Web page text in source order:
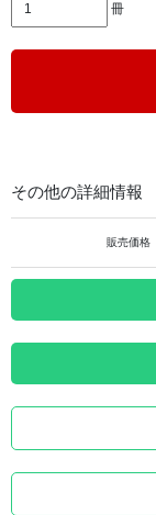
「高野山奥の院」
冊
その他の詳細情報
販売価格